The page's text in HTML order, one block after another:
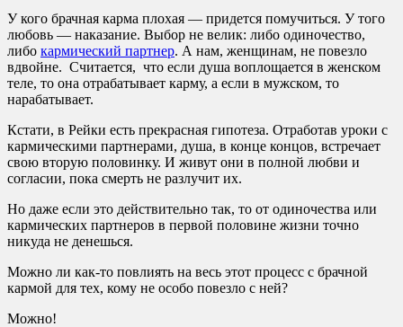
У кого брачная карма плохая — придется помучиться. У того
любовь — наказание. Выбор не велик: либо одиночество,
либо кармический партнер. А нам, женщинам, не повезло
вдвойне. Считается, что если душа воплощается в женском
теле, то она отрабатывает карму, а если в мужском, то
нарабатывает.
Кстати, в Рейки есть прекрасная гипотеза. Отработав уроки с
кармическими партнерами, душа, в конце концов, встречает
свою вторую половинку. И живут они в полной любви и
согласии, пока смерть не разлучит их.
Но даже если это действительно так, то от одиночества или
кармических партнеров в первой половине жизни точно
никуда не денешься.
Можно ли как-то повлиять на весь этот процесс с брачной
кармой для тех, кому не особо повезло с ней?
Можно!